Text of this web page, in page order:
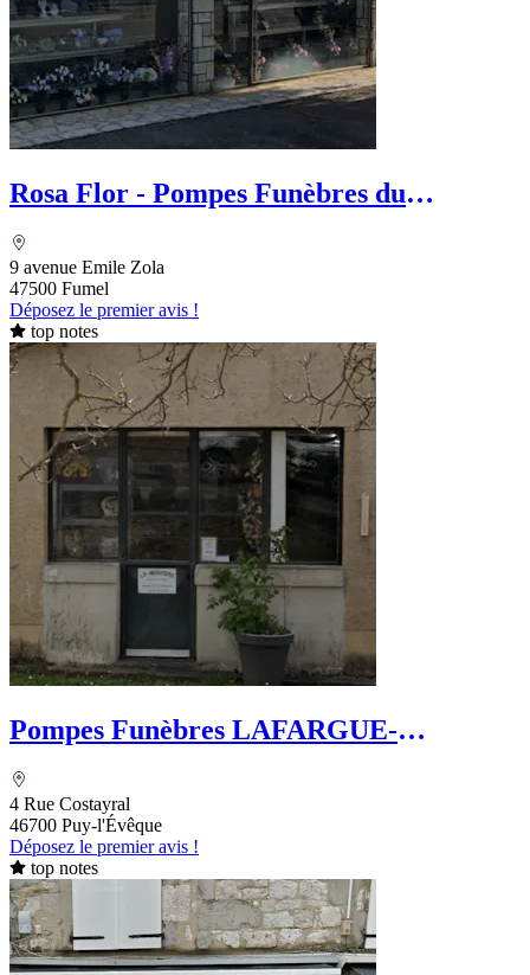
Rosa Flor - Pompes Funèbres du
9 avenue Emile Zola
47500 Fumel
Déposez le premier avis !
top notes
Pompes Funèbres LAFARGUE-
4 Rue Costayral
46700 Puy-l'Évêque
Déposez le premier avis !
top notes